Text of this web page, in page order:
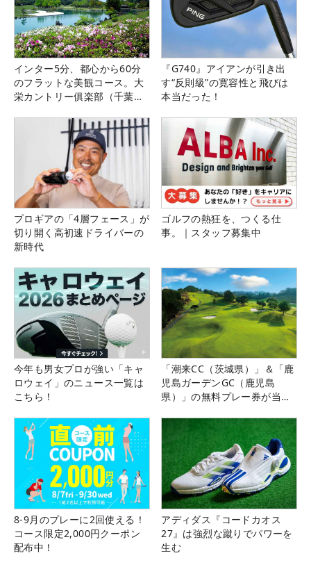
インター5分、都心から60分
のフラットな美観コース。大
栄カントリー俱楽部（千葉
『G740』アイアンが引き出
す“反則級”の寛容性と飛びは
本当だった！
プロギアの「4層フェース」が
切り開く高初速ドライバーの
新時代
ゴルフの熱狂を、つくる仕
事。｜スタッフ募集中
今年も男女プロが強い「キャ
ロウェイ」のニュース一覧は
こちら！
「潮来CC（茨城県）」＆「鹿
児島ガーデンGC（鹿児島
県）」の無料プレー券が当た
8-9月のプレーに2回使える！
コース限定2,000円クーポン
配布中！
アディダス『コードカオス
27』は強烈な蹴りでパワーを
生む